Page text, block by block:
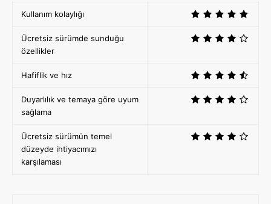
Kullanım kolaylığı
Ücretsiz sürümde sunduğu
özellikler
Hafiflik ve hız
Duyarlılık ve temaya göre uyum
sağlama
Ücretsiz sürümün temel
düzeyde ihtiyacımızı
karşılaması